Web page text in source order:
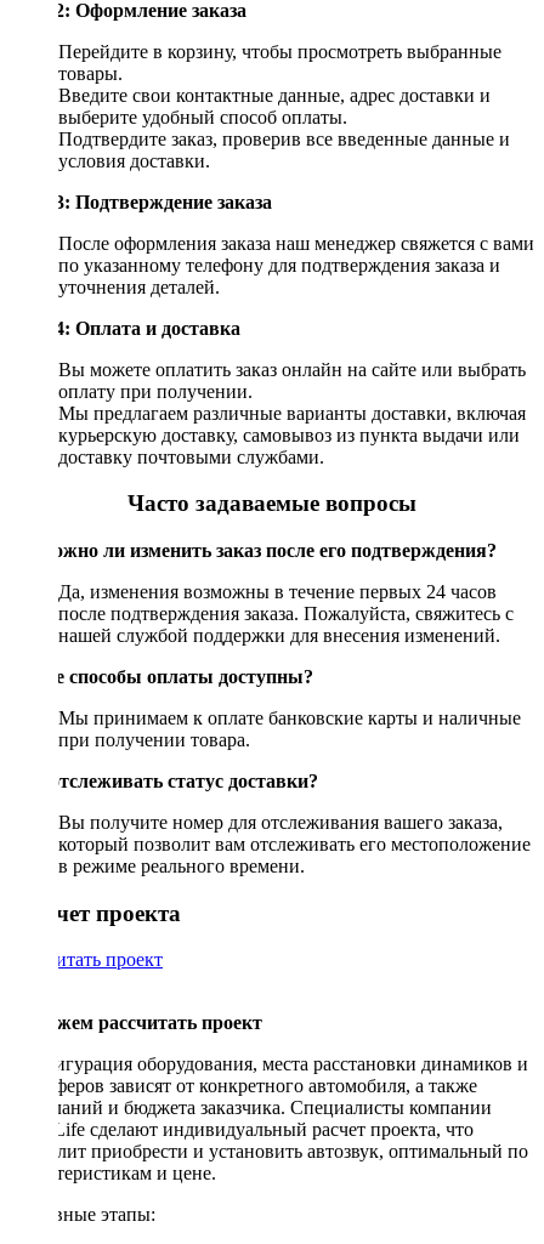
Шаг 2: Оформление заказа
Перейдите в корзину, чтобы просмотреть выбранные
товары.
Введите свои контактные данные, адрес доставки и
выберите удобный способ оплаты.
Подтвердите заказ, проверив все введенные данные и
условия доставки.
Шаг 3: Подтверждение заказа
После оформления заказа наш менеджер свяжется с вами
по указанному телефону для подтверждения заказа и
уточнения деталей.
Шаг 4: Оплата и доставка
Вы можете оплатить заказ онлайн на сайте или выбрать
оплату при получении.
Мы предлагаем различные варианты доставки, включая
курьерскую доставку, самовывоз из пункта выдачи или
доставку почтовыми службами.
Часто задаваемые вопросы
Возможно ли изменить заказ после его подтверждения?
Да, изменения возможны в течение первых 24 часов
после подтверждения заказа. Пожалуйста, свяжитесь с
нашей службой поддержки для внесения изменений.
Какие способы оплаты доступны?
Мы принимаем к оплате банковские карты и наличные
при получении товара.
Как отслеживать статус доставки?
Вы получите номер для отслеживания вашего заказа,
который позволит вам отслеживать его местоположение
в режиме реального времени.
Рассчет проекта
Рассчитать проект
Поможем рассчитать проект
Конфигурация оборудования, места расстановки динамиков и
сабвуферов зависят от конкретного автомобиля, а также
пожеланий и бюджета заказчика. Специалисты компании
DriveLife сделают индивидуальный расчет проекта, что
позволит приобрести и установить автозвук, оптимальный по
характеристикам и цене.
Основные этапы: